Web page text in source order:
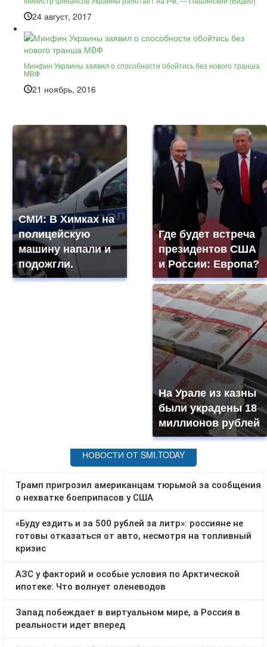
24 август, 2017
Минфин Украины заявил о способности обойтись без нового транша
МВФ
21 ноябрь, 2016
СМИ: В Химках на
полицейскую
машину напали и
подожгли.
Где будет встреча
президентов США
и России: Европа?
На Урале из казны
были украдены 18
миллионов рублей